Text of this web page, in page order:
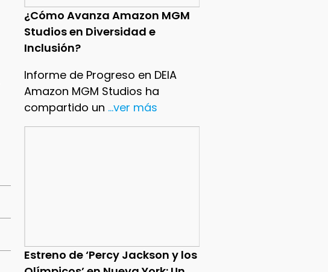
¿Cómo Avanza Amazon MGM
Studios en Diversidad e
Inclusión?
Informe de Progreso en DEIA
Amazon MGM Studios ha
compartido un ...ver más
Estreno de ‘Percy Jackson y los